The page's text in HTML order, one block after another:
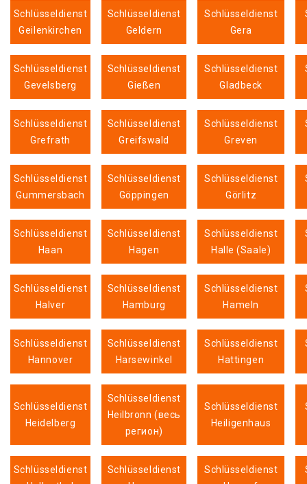
Schlüsseldienst
Geilenkirchen
Schlüsseldienst
Geldern
Schlüsseldienst
Gera
Schlüsseldienst
Gevelsberg
Schlüsseldienst
Gießen
Schlüsseldienst
Gladbeck
Schlüsseldienst
Grefrath
Schlüsseldienst
Greifswald
Schlüsseldienst
Greven
Schlüsseldienst
Gummersbach
Schlüsseldienst
Göppingen
Schlüsseldienst
Görlitz
Schlüsseldienst
Haan
Schlüsseldienst
Hagen
Schlüsseldienst
Halle (Saale)
Schlüsseldienst
Halver
Schlüsseldienst
Hamburg
Schlüsseldienst
Hameln
Schlüsseldienst
Hannover
Schlüsseldienst
Harsewinkel
Schlüsseldienst
Hattingen
Schlüsseldienst
Heidelberg
Schlüsseldienst
Heilbronn (весь
регион)
Schlüsseldienst
Heiligenhaus
Schlüsseldienst
Schlüsseldienst
Schlüsseldienst